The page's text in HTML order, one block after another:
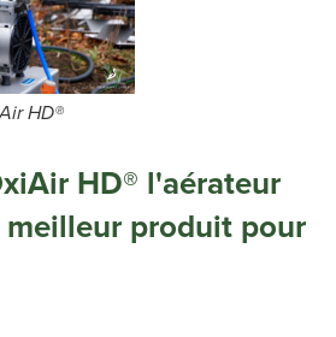
HD®
HD® l'aérateur
produit pour